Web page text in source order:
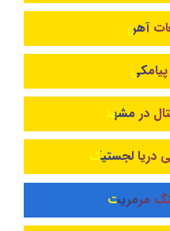
آهن
در مشهد
دریا لجستیک
مرمریت